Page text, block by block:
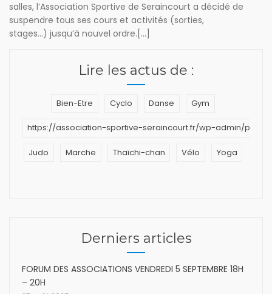
salles, l’Association Sportive de Seraincourt a décidé de
suspendre tous ses cours et activités (sorties,
stages…) jusqu’à nouvel ordre.[...]
Lire les actus de :
Bien-Etre Cyclo Danse Gym
https://association-sportive-seraincourt.fr/wp-admin/
Judo Marche Thaïchi-chan Vélo Yoga
Derniers articles
FORUM DES ASSOCIATIONS VENDREDI 5 SEPTEMBRE 18H
– 20H